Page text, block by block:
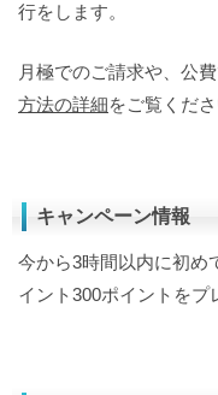
行をします。
月極でのご請求や、公
方法の詳細をご覧くださ
キャンペーン情報
今から3時間以内に初め
イント300ポイントをプ